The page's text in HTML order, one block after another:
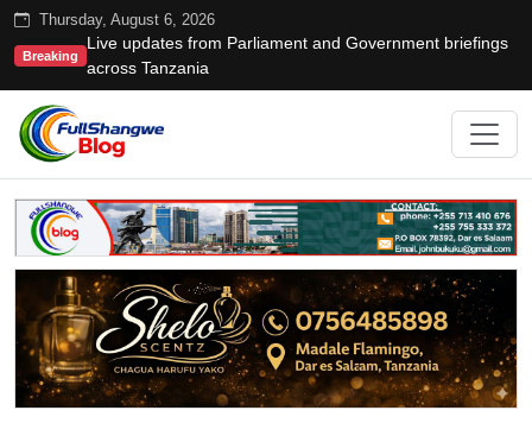
Thursday, August 6, 2026
Breaking
Live updates from Parliament and Government briefings
across Tanzania